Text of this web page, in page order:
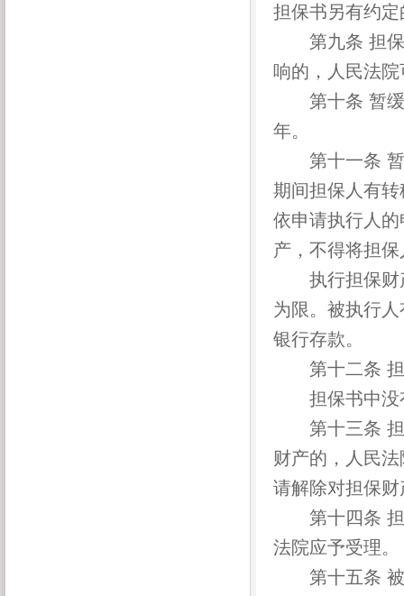
担保书另有约
第九条 担保
响的，人民法
第十条 暂缓
年。
第十一条 暂
期间担保人有
依申请执行人
产，不得将担
执行担保财产
为限。被执行
银行存款。
第十二条 担
担保书中没有
第十三条 担
财产的，人民
请解除对担保
第十四条 担
法院应予受理。
第十五条 被